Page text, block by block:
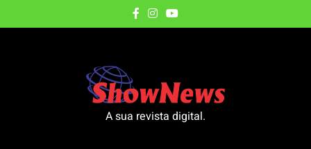
to
A sua revista digital.